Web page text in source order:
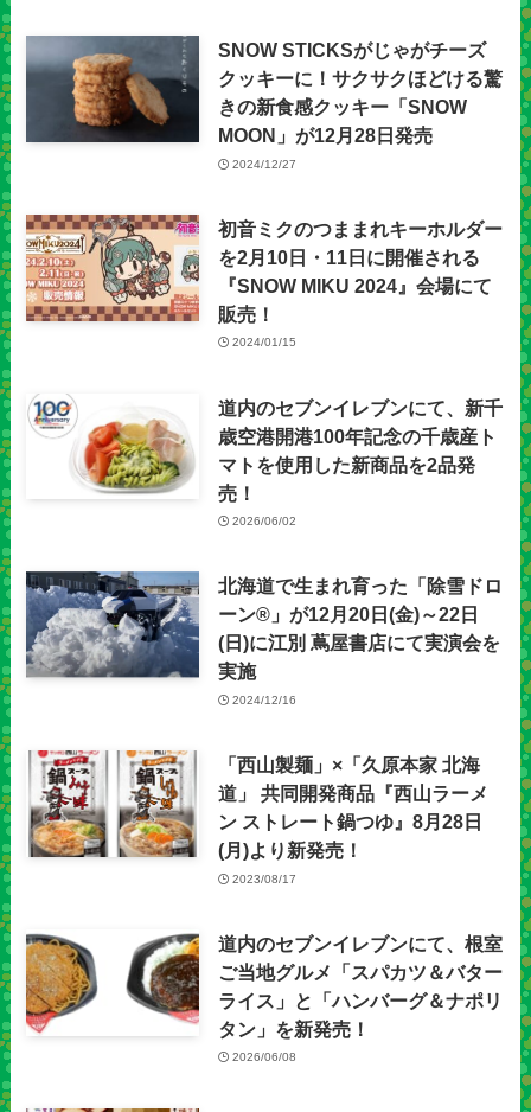
SNOW STICKSがじゃがチーズ
クッキーに！サクサクほどける驚
きの新食感クッキー「SNOW
MOON」が12月28日発売
2024/12/27
初音ミクのつままれキーホルダー
を2月10日・11日に開催される
『SNOW MIKU 2024』会場にて
販売！
2024/01/15
道内のセブンイレブンにて、新千
歳空港開港100年記念の千歳産ト
マトを使用した新商品を2品発
売！
2026/06/02
北海道で生まれ育った「除雪ドロ
ーン®」が12月20日(金)～22日
(日)に江別 蔦屋書店にて実演会を
実施
2024/12/16
「西山製麺」×「久原本家 北海
道」 共同開発商品『西山ラーメ
ン ストレート鍋つゆ』8月28日
(月)より新発売！
2023/08/17
道内のセブンイレブンにて、根室
ご当地グルメ「スパカツ＆バター
ライス」と「ハンバーグ＆ナポリ
タン」を新発売！
2026/06/08